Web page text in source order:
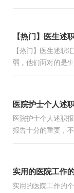
【热门】医生述
【热门】医生述职
弱，他们面对的是
医院护士个人述
医院护士个人述职
报告十分的重要，
实用的医院工作
实用的医院工作的